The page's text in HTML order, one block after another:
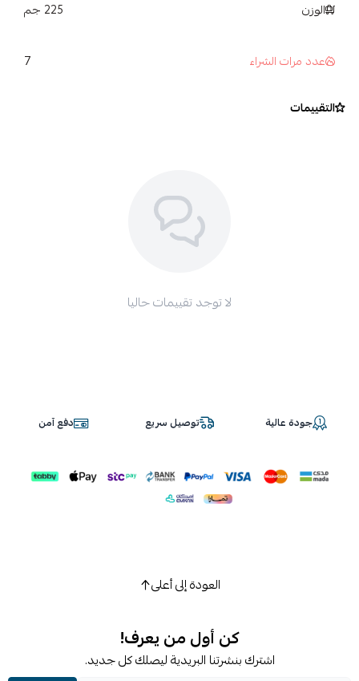
وتكويرها، مما يساعد على بقاء السيارة نظيفة لفترة أطول.
اغسل السيارة جيدًا باستخدام
رجّ العبوة جيدًا قبل الاستخدام.
ضع كمية مناسبة من
قم بالتلميع باستخدام قطعة قماش
من الألياف الدقيقة للحصول على أعلى لمعان.
الوزن 225 جم
عدد مرات الشراء 7
التقييمات
لا توجد تقييمات حاليا
جودة عالية توصيل سريع دفع آمن
العودة إلى أعلى
كن أول من يعرف!
اشترك بنشرتنا البريدية ليصلك كل جديد.